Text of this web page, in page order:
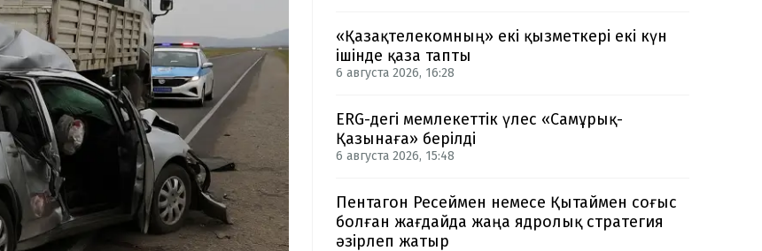
«Қазақтелекомның» екі қызметкері екі күн
ішінде қаза тапты
6 августа 2026, 16:28
ERG-дегі мемлекеттік үлес «Самұрық-
Қазынаға» берілді
6 августа 2026, 15:48
Пентагон Ресеймен немесе Қытаймен соғыс
болған жағдайда жаңа ядролық стратегия
әзірлеп жатыр